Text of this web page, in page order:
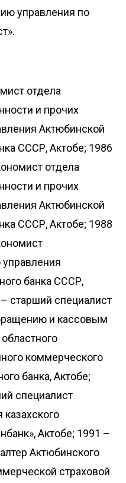
управления по
отдела
и прочих
Актюбинской
СССР, Актобе; 1986
отдела
и прочих
Актюбинской
СССР, Актобе; 1988
управления
банка СССР,
старший специалист
и кассовым
коммерческого
банка, Актобе;
специалист
Актобе; 1991 –
Актюбинского
страховой